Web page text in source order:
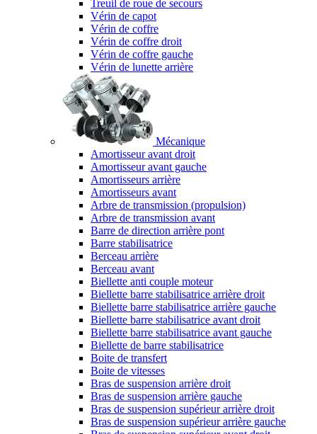
Treuil de roue de secours
Vérin de capot
Vérin de coffre
Vérin de coffre droit
Vérin de coffre gauche
Vérin de lunette arrière
Mécanique
Amortisseur avant droit
Amortisseur avant gauche
Amortisseurs arrière
Amortisseurs avant
Arbre de transmission (propulsion)
Arbre de transmission avant
Barre de direction arrière pont
Barre stabilisatrice
Berceau arrière
Berceau avant
Biellette anti couple moteur
Biellette barre stabilisatrice arrière droit
Biellette barre stabilisatrice arrière gauche
Biellette barre stabilisatrice avant droit
Biellette barre stabilisatrice avant gauche
Biellette de barre stabilisatrice
Boite de transfert
Boite de vitesses
Bras de suspension arrière droit
Bras de suspension arrière gauche
Bras de suspension supérieur arrière droit
Bras de suspension supérieur arrière gauche